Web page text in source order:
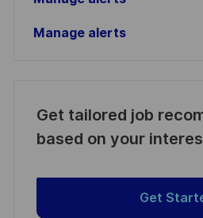
Manage alerts
Get tailored job
based on your
Get